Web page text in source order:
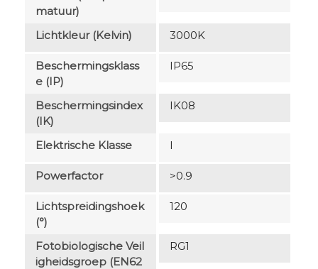
Matuur)
Lichtkleur (Kelvin) 3000K
Beschermingsklass
E (IP)
IP65
Beschermingsindex
(IK)
IK08
Elektrische Klasse I
Powerfactor >0.9
Lichtspreidingshoek
(°)
120
Fotobiologische Veil
Igheidsgroep (EN62
RG1